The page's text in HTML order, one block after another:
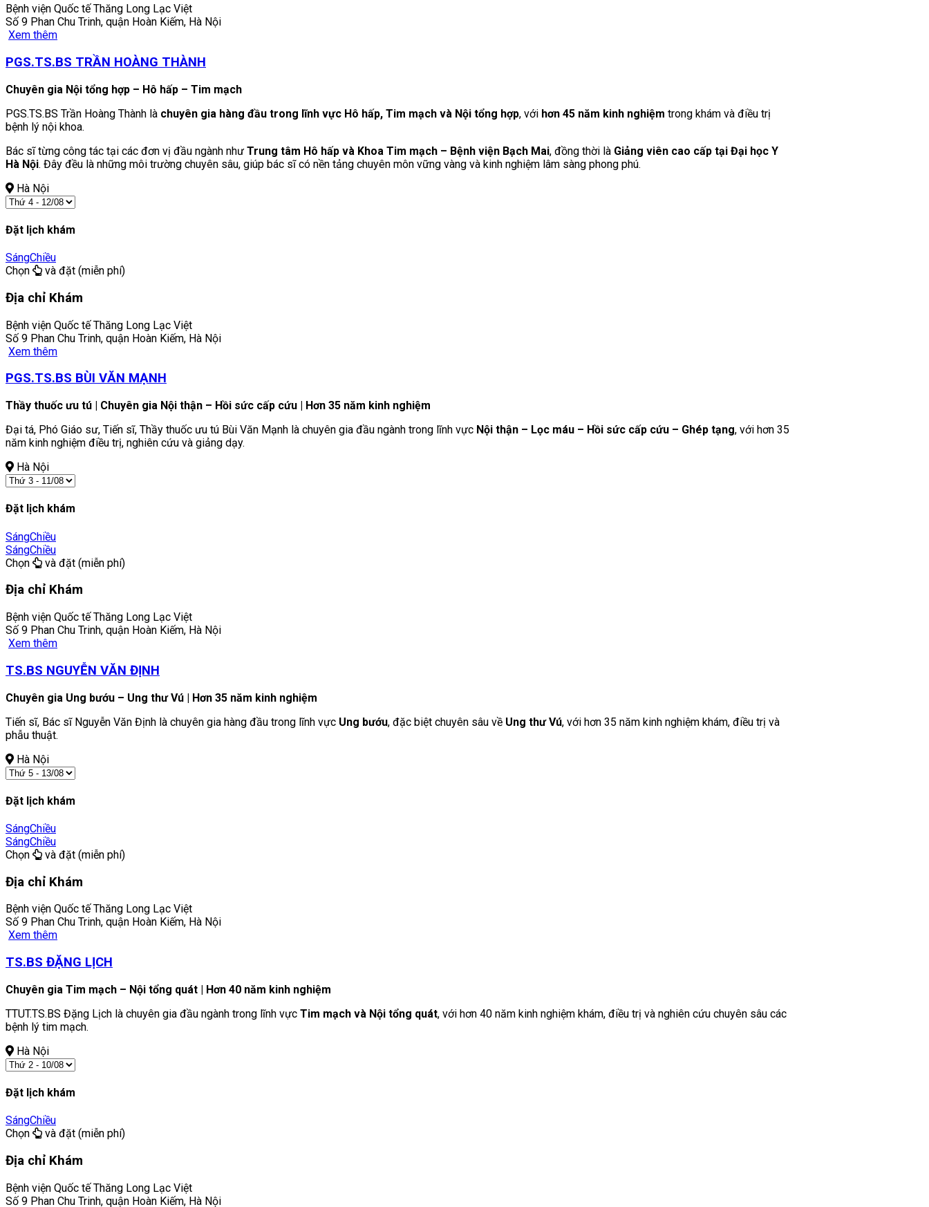
Bệnh viện Quốc tế Thăng Long Lạc Việt
Số 9 Phan Chu Trinh, quận Hoàn Kiếm, Hà Nội
Xem thêm
PGS.TS.BS TRẦN HOÀNG THÀNH
Chuyên gia Nội tổng hợp – Hô hấp – Tim mạch
PGS.TS.BS Trần Hoàng Thành là chuyên gia hàng đầu trong lĩnh vực Hô hấp, Tim mạch và Nội tổng hợp, với hơn 45 năm kinh nghiệm trong khám và điều trị
bệnh lý nội khoa.
Bác sĩ từng công tác tại các đơn vị đầu ngành như Trung tâm Hô hấp và Khoa Tim mạch – Bệnh viện Bạch Mai, đồng thời là Giảng viên cao cấp tại Đại học Y
Hà Nội. Đây đều là những môi trường chuyên sâu, giúp bác sĩ có nền tảng chuyên môn vững vàng và kinh nghiệm lâm sàng phong phú.
Hà Nội
Đặt lịch khám
SángChiều
Chọn
và đặt (miễn phí)
Địa chỉ Khám
Bệnh viện Quốc tế Thăng Long Lạc Việt
Số 9 Phan Chu Trinh, quận Hoàn Kiếm, Hà Nội
Xem thêm
PGS.TS.BS BÙI VĂN MẠNH
Thầy thuốc ưu tú | Chuyên gia Nội thận – Hồi sức cấp cứu | Hơn 35 năm kinh nghiệm
Đại tá, Phó Giáo sư, Tiến sĩ, Thầy thuốc ưu tú Bùi Văn Mạnh là chuyên gia đầu ngành trong lĩnh vực Nội thận – Lọc máu – Hồi sức cấp cứu – Ghép tạng, với hơn 35
năm kinh nghiệm điều trị, nghiên cứu và giảng dạy.
Hà Nội
Đặt lịch khám
SángChiều
SángChiều
Chọn
và đặt (miễn phí)
Địa chỉ Khám
Bệnh viện Quốc tế Thăng Long Lạc Việt
Số 9 Phan Chu Trinh, quận Hoàn Kiếm, Hà Nội
Xem thêm
TS.BS NGUYỄN VĂN ĐỊNH
Chuyên gia Ung bướu – Ung thư Vú | Hơn 35 năm kinh nghiệm
Tiến sĩ, Bác sĩ Nguyễn Văn Định là chuyên gia hàng đầu trong lĩnh vực Ung bướu, đặc biệt chuyên sâu về Ung thư Vú, với hơn 35 năm kinh nghiệm khám, điều trị và
phẫu thuật.
Hà Nội
Đặt lịch khám
SángChiều
SángChiều
Chọn
và đặt (miễn phí)
Địa chỉ Khám
Bệnh viện Quốc tế Thăng Long Lạc Việt
Số 9 Phan Chu Trinh, quận Hoàn Kiếm, Hà Nội
Xem thêm
TS.BS ĐẶNG LỊCH
Chuyên gia Tim mạch – Nội tổng quát | Hơn 40 năm kinh nghiệm
TTUT.TS.BS Đặng Lịch là chuyên gia đầu ngành trong lĩnh vực Tim mạch và Nội tổng quát, với hơn 40 năm kinh nghiệm khám, điều trị và nghiên cứu chuyên sâu các
bệnh lý tim mạch.
Hà Nội
Đặt lịch khám
SángChiều
Chọn
và đặt (miễn phí)
Địa chỉ Khám
Bệnh viện Quốc tế Thăng Long Lạc Việt
Số 9 Phan Chu Trinh, quận Hoàn Kiếm, Hà Nội